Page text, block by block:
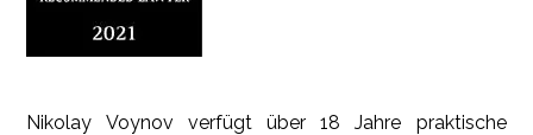
Nikolay Voynov verfügt über 18 Jahre praktische